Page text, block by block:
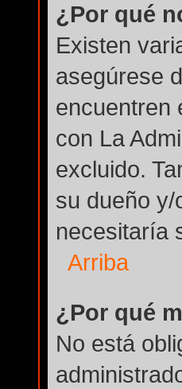
¿Por qué
Existen
asegúrese
encuentren
con La
excluido.
su dueño
necesitaría
Arriba
¿Por qué
No está